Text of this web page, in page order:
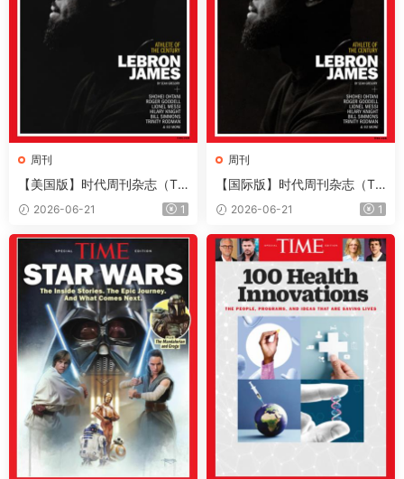
周刊
【美国版】时代周刊杂志（Ti
me）2026年6月22日
2026-06-21 1
周刊
【国际版】时代周刊杂志（Ti
me）2026年6月22日
2026-06-21 1